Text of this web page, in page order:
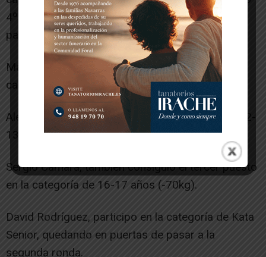
4º en la categoría de Kata 16-17, tras haber
pasado a la segundad ronda.
Martina Huguet, consiguió el tercer puesto en la
categoría de kata femenino 10-11 años.
Alex Conde, fue tercero en la categoría Kumite 12-
13 años (+50 kg).
Sergio Cámara, también consiguió el tercer puesto
en la categoría de 16-17 años (-70kg).
David Rodríguez, participo en la categoría de Kata
Senior, quedando en puertas de pasar a la
segunda ronda.